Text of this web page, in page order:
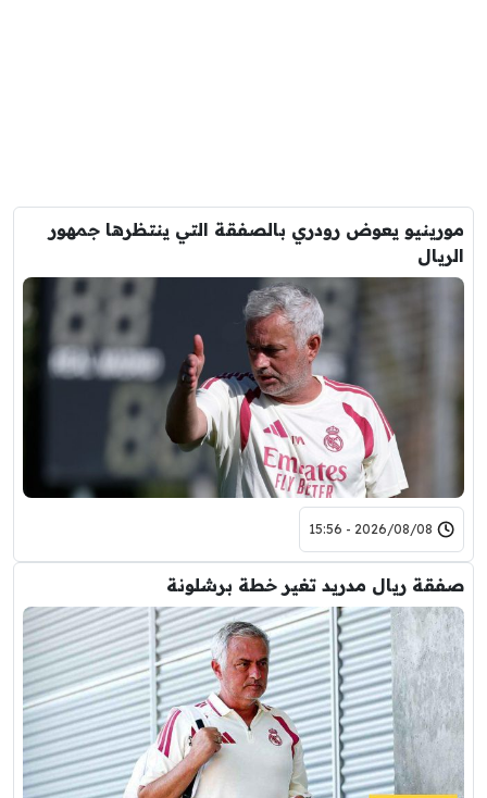
مورينيو يعوض رودري بالصفقة التي ينتظرها جمهور
الريال
2026/08/08 - 15:56
صفقة ريال مدريد تغير خطة برشلونة